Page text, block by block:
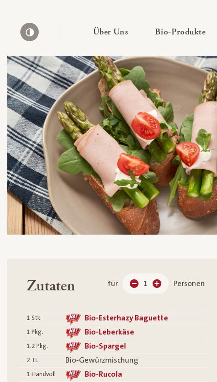
Über Uns— UntermenüBio-Produkte—
Zutaten für 1 Personen
1 Stk. Bio-Esterhazy Baguette
1 Pkg. Bio-Leberkäse
1.2 Pkg. Bio-Spargel
2 TL Bio-Gewürzmischung
1 Handvoll Bio-Rucola